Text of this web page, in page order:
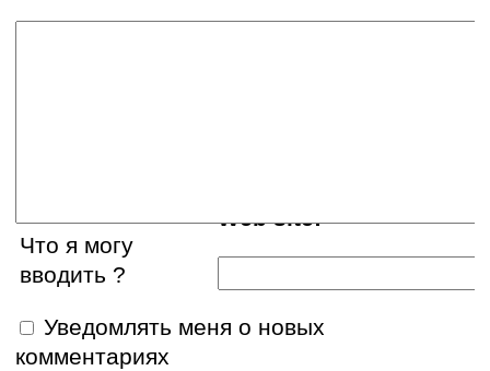
Web site:
Что я могу
вводить ?
Уведомлять меня о новых
комментариях